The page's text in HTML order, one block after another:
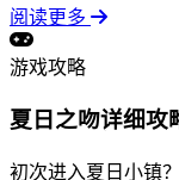
阅读更多
游戏攻略
夏日之吻详细攻
初次进入夏日小镇